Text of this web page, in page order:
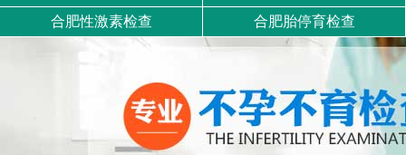
合肥性激素检查
合肥胎停育检查